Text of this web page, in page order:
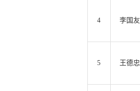
4 李国友
5 王德忠